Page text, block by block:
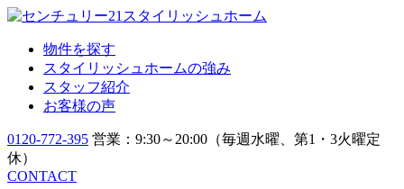
物件を探す
スタイリッシュホームの強み
スタッフ紹介
お客様の声
0120-772-395 営業：9:30～20:00（毎週水曜、第1・3火曜定
休）
CONTACT